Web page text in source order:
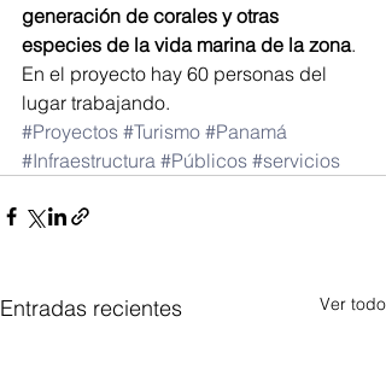
generación de corales y otras
especies de la vida marina de la zona.
En el proyecto hay 60 personas del
lugar trabajando.
#Proyectos #Turismo #Panamá
#Infraestructura #Públicos #servicios
Entradas recientes Ver todo